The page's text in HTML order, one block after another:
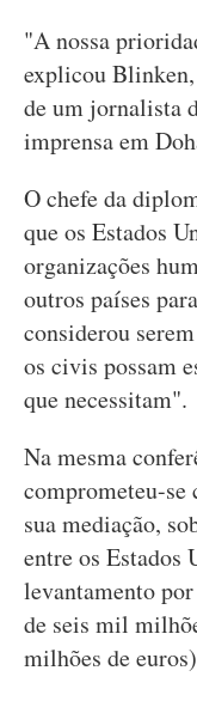
"A nossa
explicou
de um jornalista
imprensa em
O chefe da
que os Estados
organizações
outros países
considerou
os civis possam
que necessitam".
Na mesma
comprometeu-se
sua mediação,
entre os Estados
levantamento
de seis mil
milhões de